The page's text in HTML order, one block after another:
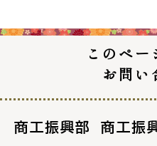
このペー
お問い
商工振興部 商工振